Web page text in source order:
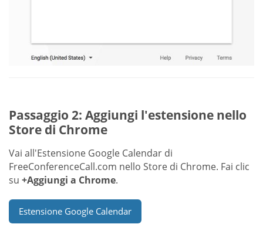
Passaggio 2: Aggiungi l'estensione nello
Store di Chrome
Vai all'Estensione Google Calendar di
FreeConferenceCall.com nello Store di Chrome. Fai clic
su +Aggiungi a Chrome.
Estensione Google Calendar